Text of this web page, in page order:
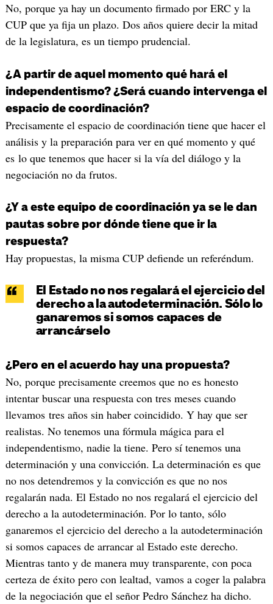
No, porque ya hay un documento firmado por ERC y la
CUP que ya fija un plazo. Dos años quiere decir la mitad
de la legislatura, es un tiempo prudencial.
¿A partir de aquel momento qué hará el
independentismo? ¿Será cuando intervenga el
espacio de coordinación?
Precisamente el espacio de coordinación tiene que hacer el
análisis y la preparación para ver en qué momento y qué
es lo que tenemos que hacer si la vía del diálogo y la
negociación no da frutos.
¿Y a este equipo de coordinación ya se le dan
pautas sobre por dónde tiene que ir la
respuesta?
Hay propuestas, la misma CUP defiende un referéndum.
El Estado no nos regalará el ejercicio del
derecho a la autodeterminación. Sólo lo
ganaremos si somos capaces de
arrancárselo
¿Pero en el acuerdo hay una propuesta?
No, porque precisamente creemos que no es honesto
intentar buscar una respuesta con tres meses cuando
llevamos tres años sin haber coincidido. Y hay que ser
realistas. No tenemos una fórmula mágica para el
independentismo, nadie la tiene. Pero sí tenemos una
determinación y una convicción. La determinación es que
no nos detendremos y la convicción es que no nos
regalarán nada. El Estado no nos regalará el ejercicio del
derecho a la autodeterminación. Por lo tanto, sólo
ganaremos el ejercicio del derecho a la autodeterminación
si somos capaces de arrancar al Estado este derecho.
Mientras tanto y de manera muy transparente, con poca
certeza de éxito pero con lealtad, vamos a coger la palabra
de la negociación que el señor Pedro Sánchez ha dicho.